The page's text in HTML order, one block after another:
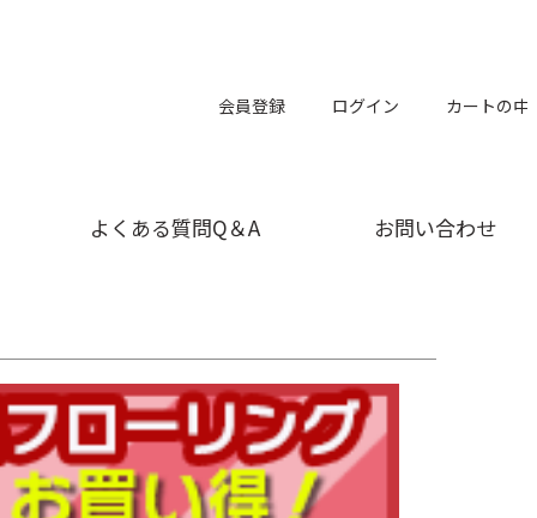
会員登録 ログイン カートの中
よくある質問Q＆A お問い合わせ